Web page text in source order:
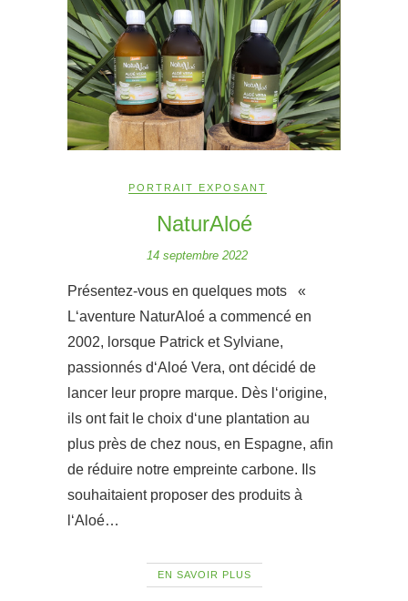
PORTRAIT EXPOSANT
NaturAloé
14 septembre 2022
Présentez-vous en quelques mots «
L‘aventure NaturAloé a commencé en
2002, lorsque Patrick et Sylviane,
passionnés d‘Aloé Vera, ont décidé de
lancer leur propre marque. Dès l‘origine,
ils ont fait le choix d‘une plantation au
plus près de chez nous, en Espagne, afin
de réduire notre empreinte carbone. Ils
souhaitaient proposer des produits à
l‘Aloé…
EN SAVOIR PLUS